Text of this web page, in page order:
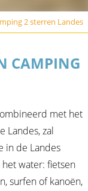
2 sterren Landes
CAMPING
met het
Landes, zal
in de Landes
water: fietsen
surfen of kanoën,